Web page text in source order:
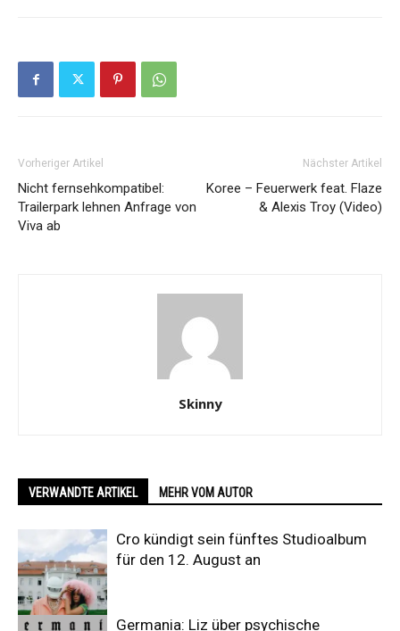
Vorheriger Artikel
Nicht fernsehkompatibel:
Trailerpark lehnen Anfrage von
Viva ab
Nächster Artikel
Koree – Feuerwerk feat. Flaze
& Alexis Troy (Video)
Skinny
VERWANDTE ARTIKEL MEHR VOM AUTOR
Cro kündigt sein fünftes Studioalbum
für den 12. August an
Germania: Liz über psychische